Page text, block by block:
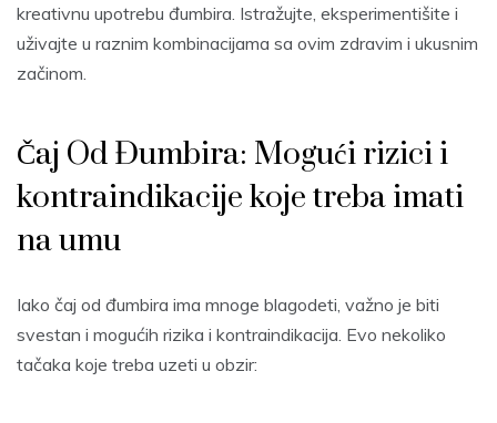
kreativnu upotrebu đumbira. Istražujte, eksperimentišite i
uživajte u raznim kombinacijama sa ovim zdravim i ukusnim
začinom.
Čaj Od Đumbira: Mogući rizici i
kontraindikacije koje treba imati
na umu
Iako čaj od đumbira ima mnoge blagodeti, važno je biti
svestan i mogućih rizika i kontraindikacija. Evo nekoliko
tačaka koje treba uzeti u obzir: